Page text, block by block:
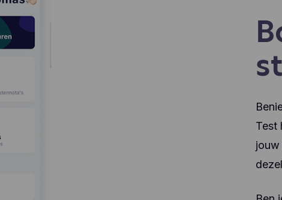
Test